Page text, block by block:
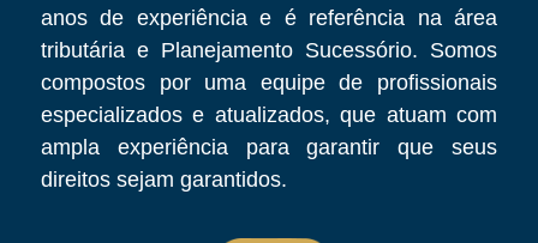
anos de experiência e é referência na área
tributária e Planejamento Sucessório. Somos
compostos por uma equipe de profissionais
especializados e atualizados, que atuam com
ampla experiência para garantir que seus
direitos sejam garantidos.